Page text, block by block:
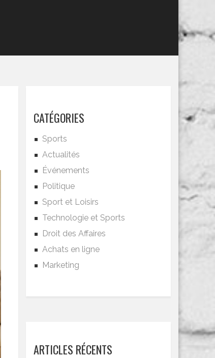
CATÉGORIES
Sports
Actualités
Événements
Politique
Sport et Loisirs
Technologie et Sports
Droit des Affaires
Achats en ligne
Marketing
ARTICLES RÉCENTS